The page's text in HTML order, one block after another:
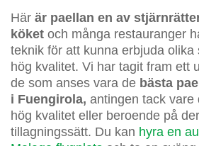
Här är paellan en av
köket och många restauranger
teknik för att kunna erbjuda olika
hög kvalitet. Vi har tagit fram ett
de som anses vara de bästa
i Fuengirola, antingen tack vare
hög kvalitet eller beroende på
tillagningssätt. Du kan hyra en